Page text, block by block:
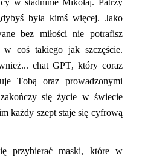
w stadninie Mikołaj. Patrzy
była kimś więcej. Jako
bez miłości nie potrafisz
coś takiego jak szczęście.
chat GPT, który coraz
Tobą oraz prowadzonymi
się życie w świecie
każdy szept staje się cyfrową
przybierać maski, które w